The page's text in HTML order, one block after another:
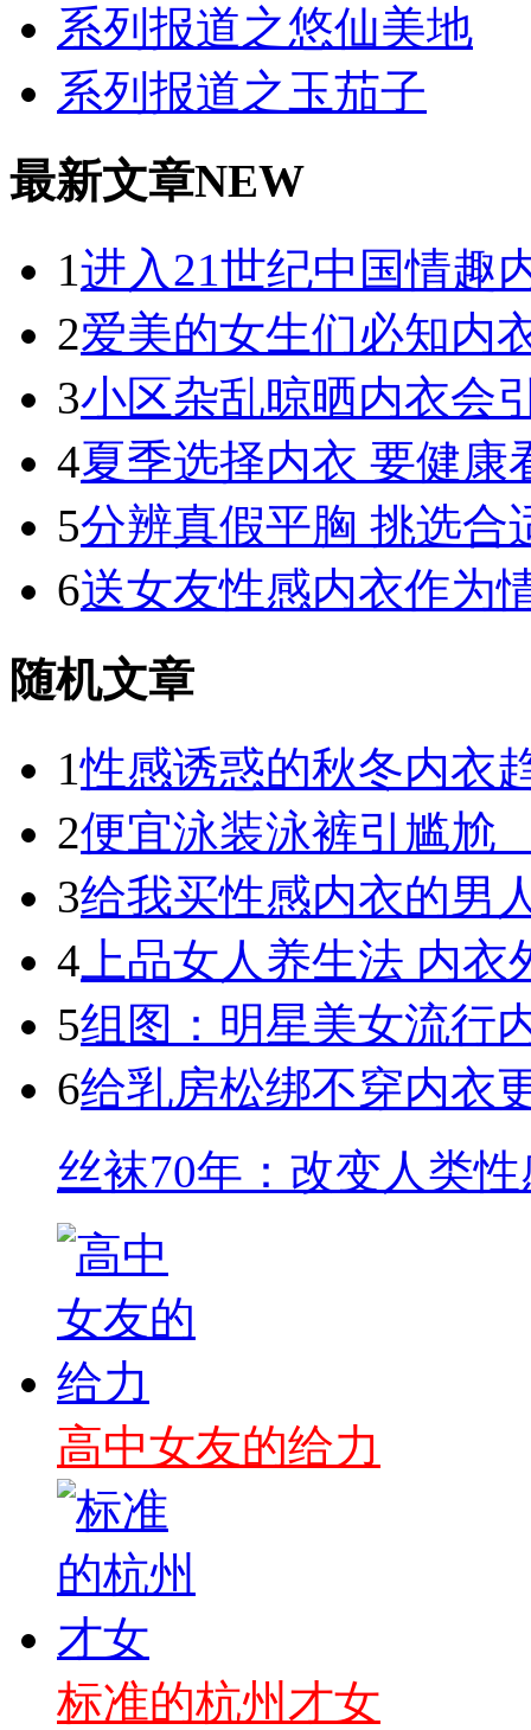
系列报道之悠仙美地
系列报道之玉茄子
最新文章NEW
1进入21世纪中国情趣
2爱美的女生们必知内
3小区杂乱晾晒内衣会
4夏季选择内衣 要健康
5分辨真假平胸 挑选合
6送女友性感内衣作为
随机文章
1性感诱惑的秋冬内衣
2便宜泳装泳裤引尴尬
3给我买性感内衣的男
4 上品女人养生法 内衣
5组图：明星美女流行
6给乳房松绑不穿内衣
丝袜70年：改变人类
高中女友的给力
标准的杭州才女